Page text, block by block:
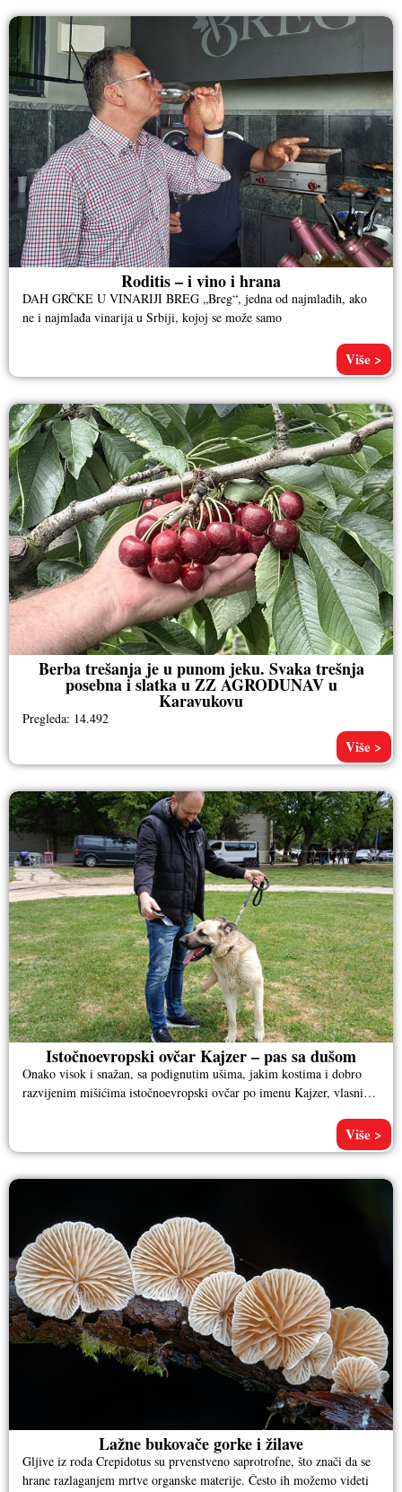
Roditis – i vino i hrana
DAH GRČKE U VINARIJI BREG „Breg“, jedna od najmlađih, ako
ne i najmlađa vinarija u Srbiji, kojoj se može samo
Više >
Berba trešanja je u punom jeku. Svaka trešnja
posebna i slatka u ZZ AGRODUNAV u
Karavukovu
Pregleda: 14.492
Više >
Istočnoevropski ovčar Kajzer – pas sa dušom
Onako visok i snažan, sa podignutim ušima, jakim kostima i dobro
razvijenim mišićima istočnoevropski ovčar po imenu Kajzer, vlasnika
Više >
Lažne bukovače gorke i žilave
Gljive iz roda Crepidotus su prvenstveno saprotrofne, što znači da se
hrane razlaganjem mrtve organske materije. Često ih možemo videti